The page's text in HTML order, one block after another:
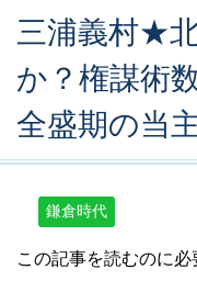
三浦義村★
か？権謀術
全盛期の当
鎌倉時代
この記事を読むのに必